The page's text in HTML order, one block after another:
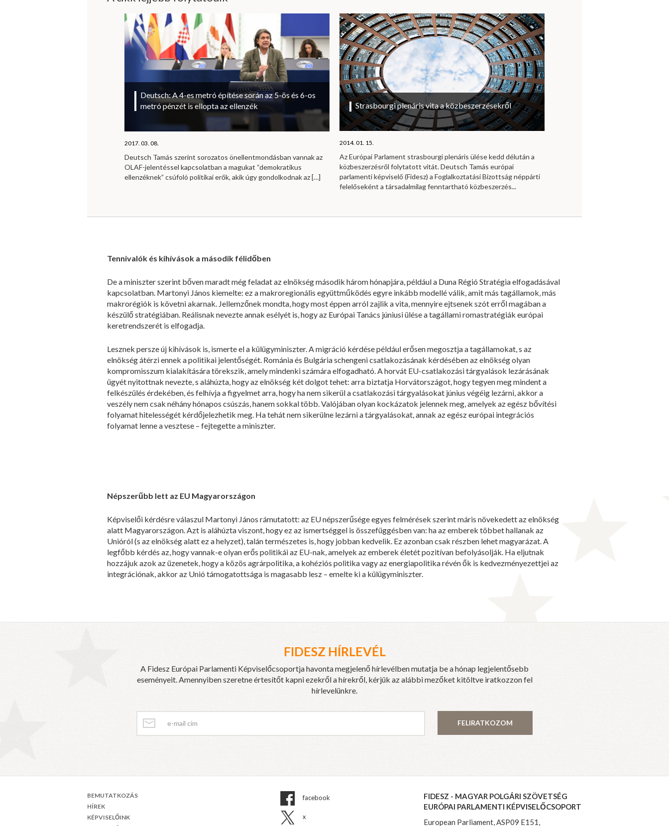
Deutsch: A 4-es metró építése során az 5-ös és 6-os
metró pénzét is ellopta az ellenzék
2017. 03. 08.
Deutsch Tamás szerint sorozatos önellentmondásban vannak az
OLAF-jelentéssel kapcsolatban a magukat “demokratikus
ellenzéknek” csúfoló politikai erők, akik úgy gondolkodnak az[…]
Strasbourgi plenáris vita a közbeszerzésekről
2014. 01. 15.
Az Európai Parlament strasbourgi plenáris ülése kedd délután a
közbeszerzésről folytatott vitát. Deutsch Tamás európai
parlamenti képviselő (Fidesz) a Foglalkoztatási Bizottság néppárti
felelőseként a társadalmilag fenntartható közbeszerzés...
Tennivalók és kihívások a második félidőben
De a miniszter szerint bőven maradt még feladat az elnökség második három hónapjára, például a Duna Régió Stratégia elfogadásával
kapcsolatban. Martonyi János kiemelte: ez a makroregionális együttműködés egyre inkább modellé válik, amit más tagállamok, más
makrorégiók is követni akarnak. Jellemzőnek mondta, hogy most éppen arról zajlik a vita, mennyire ejtsenek szót erről magában a
készülő stratégiában. Reálisnak nevezte annak esélyét is, hogy az Európai Tanács júniusi ülése a tagállami romastratégiák európai
keretrendszerét is elfogadja.
Lesznek persze új kihívások is, ismerte el a külügyminiszter. A migráció kérdése például erősen megosztja a tagállamokat, s az
elnökség átérzi ennek a politikai jelentőségét. Románia és Bulgária schengeni csatlakozásának kérdésében az elnökség olyan
kompromisszum kialakítására törekszik, amely mindenki számára elfogadható. A horvát EU-csatlakozási tárgyalások lezárásának
ügyét nyitottnak nevezte, s aláhúzta, hogy az elnökség két dolgot tehet: arra biztatja Horvátországot, hogy tegyen meg mindent a
felkészülés érdekében, és felhívja a figyelmet arra, hogy ha nem sikerül a csatlakozási tárgyalásokat június végéig lezárni, akkor a
veszély nem csak néhány hónapos csúszás, hanem sokkal több. Valójában olyan kockázatok jelennek meg, amelyek az egész bővítési
folyamat hitelességét kérdőjelezhetik meg. Ha tehát nem sikerülne lezárni a tárgyalásokat, annak az egész európai integrációs
folyamat lenne a vesztese – fejtegette a miniszter.
Népszerűbb lett az EU Magyarországon
Képviselői kérdésre válaszul Martonyi János rámutatott: az EU népszerűsége egyes felmérések szerint máris növekedett az elnökség
alatt Magyarországon. Azt is aláhúzta viszont, hogy ez az ismertséggel is összefüggésben van: ha az emberek többet hallanak az
Unióról (s az elnökség alatt ez a helyzet), talán természetes is, hogy jobban kedvelik. Ez azonban csak részben lehet magyarázat. A
legfőbb kérdés az, hogy vannak-e olyan erős politikái az EU-nak, amelyek az emberek életét pozitívan befolyásolják. Ha eljutnak
hozzájuk azok az üzenetek, hogy a közös agrárpolitika, a kohéziós politika vagy az energiapolitika révén ők is kedvezményezettjei az
integrációnak, akkor az Unió támogatottsága is magasabb lesz – emelte ki a külügyminiszter.
FIDESZ HÍRLEVÉL
A Fidesz Európai Parlamenti Képviselőcsoportja havonta megjelenő hírlevélben mutatja be a hónap legjelentősebb
eseményeit. Amennyiben szeretne értesítőt kapni ezekről a hírekről, kérjük az alábbi mezőket kitöltve iratkozzon fel
hírlevelünkre.
FELIRATKOZOM
BEMUTATKOZÁS
HÍREK
KÉPVISELŐINK
facebook
x
FIDESZ - MAGYAR POLGÁRI SZÖVETSÉG
EURÓPAI PARLAMENTI KÉPVISELŐCSOPORT
European Parliament, ASP09 E151,